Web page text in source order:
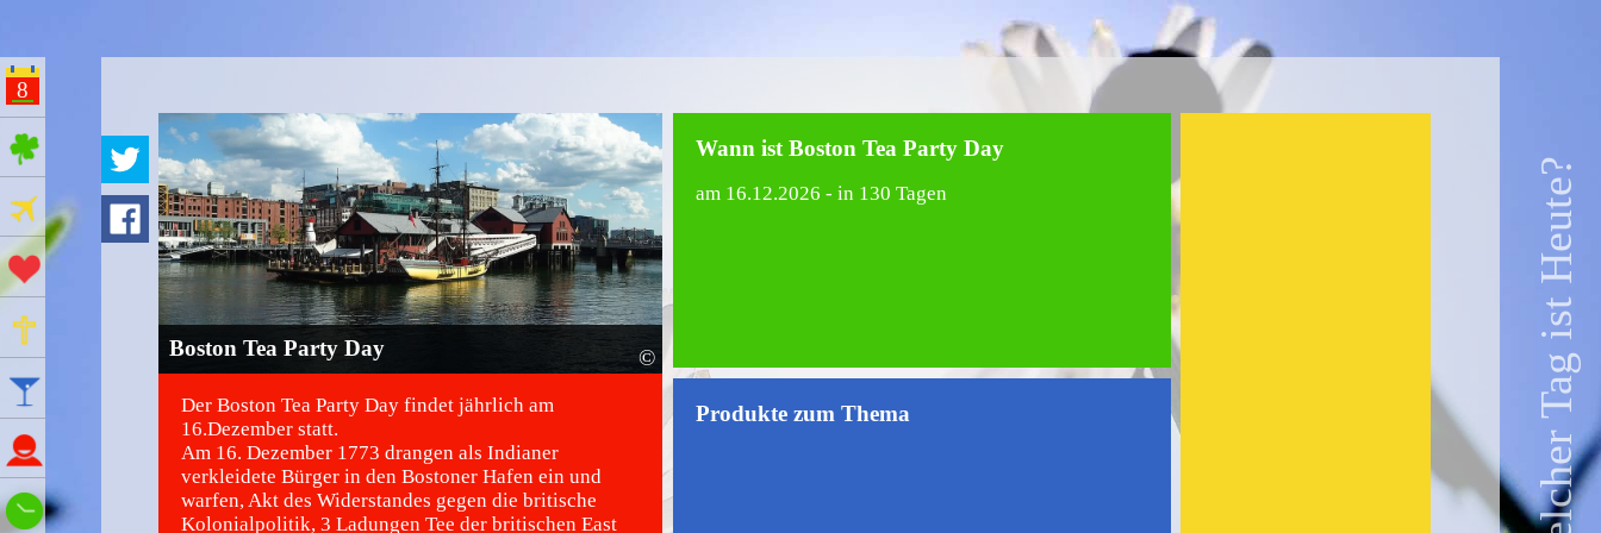
Welcher Tag ist Heute?
8
ges Feiertage
Ferien
Aktionstage
Gedenktage
Namenstage
Wie spät ist es?
Boston Tea Party Day ©
Der Boston Tea Party Day findet jährlich am
16.Dezember statt.
Am 16. Dezember 1773 drangen als Indianer
verkleidete Bürger in den Bostoner Hafen ein und
warfen, Akt des Widerstandes gegen die britische
Kolonialpolitik, 3 Ladungen Tee der britischen East
Wann ist Boston Tea Party Day
am 16.12.2026 - in 130 Tagen
Produkte zum Thema